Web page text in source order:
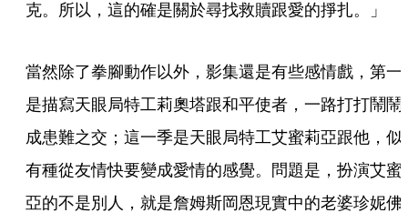
克。所以，這的確是關於尋找救贖跟愛的掙扎。」
當然除了拳腳動作以外，影集還是有些感情戲，第一
是描寫天眼局特工莉奧塔跟和平使者，一路打打鬧鬧
成患難之交；這一季是天眼局特工艾蜜莉亞跟他，似
有種從友情快要變成愛情的感覺。問題是，扮演艾蜜
亞的不是別人，就是詹姆斯岡恩現實中的老婆珍妮佛